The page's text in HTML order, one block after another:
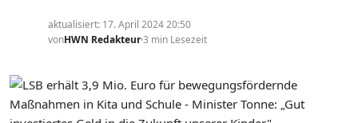
aktualisiert: 17. April 2024 20:50
vonHWN Redakteur3 min Lesezeit